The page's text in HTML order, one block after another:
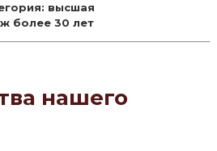
высшая
более 30 лет
нашего